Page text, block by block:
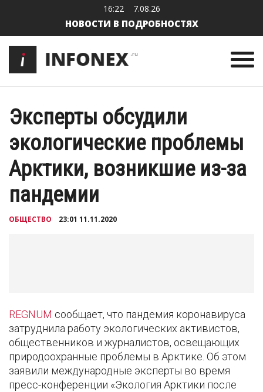
16:22 7.08.26
НОВОСТИ В ПОДРОБНОСТЯХ
Эксперты обсудили
экологические проблемы
Арктики, возникшие из-за
пандемии
ОБЩЕСТВО 23:01 11.11.2020
REGNUM сообщает, что пандемия коронавируса
затруднила работу экологических активистов,
общественников и журналистов, освещающих
природоохранные проблемы в Арктике. Об этом
заявили международные эксперты во время
пресс-конференции «Экология Арктики после